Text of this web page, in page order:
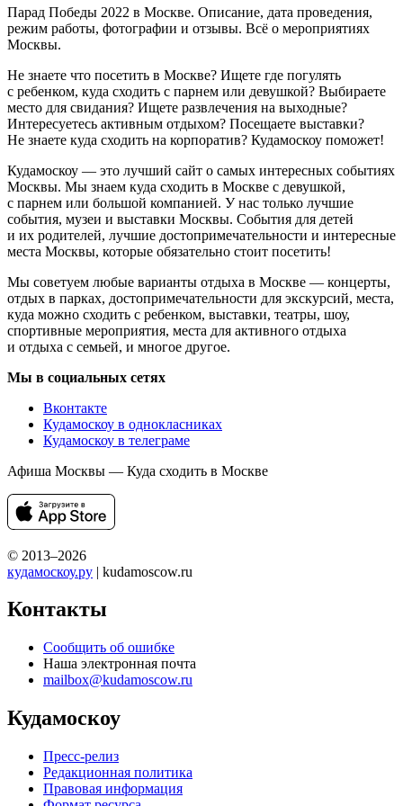
Парад Победы 2022 в Москве. Описание, дата проведения,
режим работы, фотографии и отзывы. Всё о мероприятиях
Москвы.
Не знаете что посетить в Москве? Ищете где погулять
с ребенком, куда сходить с парнем или девушкой? Выбираете
место для свидания? Ищете развлечения на выходные?
Интересуетесь активным отдыхом? Посещаете выставки?
Не знаете куда сходить на корпоратив? Кудамоскоу поможет!
Кудамоскоу — это лучший сайт о самых интересных событиях
Москвы. Мы знаем куда сходить в Москве с девушкой,
с парнем или большой компанией. У нас только лучшие
события, музеи и выставки Москвы. События для детей
и их родителей, лучшие достопримечательности и интересные
места Москвы, которые обязательно стоит посетить!
Мы советуем любые варианты отдыха в Москве — концерты,
отдых в парках, достопримечательности для экскурсий, места,
куда можно сходить с ребенком, выставки, театры, шоу,
спортивные мероприятия, места для активного отдыха
и отдыха с семьей, и многое другое.
Мы в социальных сетях
Вконтакте
Кудамоскоу в однокласниках
Кудамоскоу в телеграме
Афиша Москвы — Куда сходить в Москве
© 2013–2026
кудамоскоу.ру | kudamoscow.ru
Контакты
Сообщить об ошибке
Наша электронная почта
mailbox@kudamoscow.ru
Кудамоскоу
Пресс-релиз
Редакционная политика
Правовая информация